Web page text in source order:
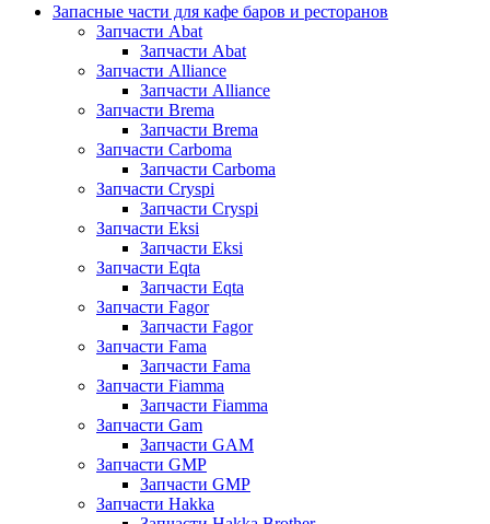
Запасные части для кафе баров и ресторанов
Запчасти Abat
Запчасти Abat
Запчасти Alliance
Запчасти Alliance
Запчасти Brema
Запчасти Brema
Запчасти Carboma
Запчасти Carboma
Запчасти Cryspi
Запчасти Cryspi
Запчасти Eksi
Запчасти Eksi
Запчасти Eqta
Запчасти Eqta
Запчасти Fagor
Запчасти Fagor
Запчасти Fama
Запчасти Fama
Запчасти Fiamma
Запчасти Fiamma
Запчасти Gam
Запчасти GAM
Запчасти GMP
Запчасти GMP
Запчасти Hakka